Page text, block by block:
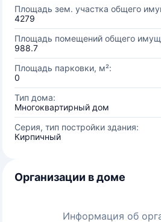
Площадь зем. участка общего
4279
Площадь помещений общего
988.7
Площадь парковки, м²:
0
Тип дома:
Многоквартирный дом
Серия, тип постройки здания:
Кирпичный
Организации в доме
Информация об